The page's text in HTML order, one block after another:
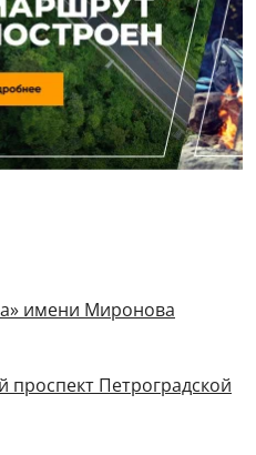
имени Миронова
проспект Петроградской